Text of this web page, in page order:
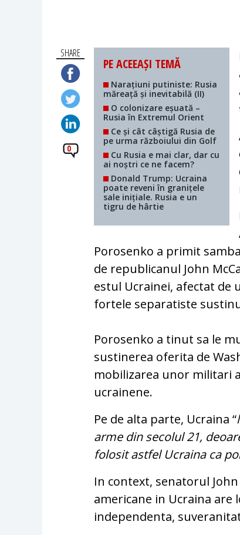
SHARE
0
PE ACEEAȘI TEMĂ
Narațiuni putiniste: Rusia
măreață și inevitabilă (II)
O colonizare eșuată –
Rusia în Extremul Orient
Ce și cât câștigă Rusia de
pe urma războiului din Golf
Cu Rusia e mai clar, dar cu
ai noștri ce ne facem?
Donald Trump: Ucraina
poate reveni în granițele
sale inițiale. Rusia e un
tigru de hârtie
Porosenko a primit
de republicanul John
estul Ucrainei, afectat
fortele separatiste
Porosenko a tinut sa le
sustinerea oferita de
mobilizarea unor militari
ucrainene.
Pe de alta parte, Ucraina “
arme din secolul 21,
folosit astfel Ucraina ca
In context, senatorul
americane in Ucraina
independenta,